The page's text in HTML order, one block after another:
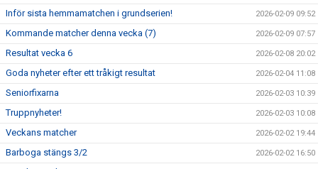
Inför sista hemmamatchen i grundserien! 2026-02-09 09:52
Kommande matcher denna vecka (7) 2026-02-09 07:57
Resultat vecka 6 2026-02-08 20:02
Goda nyheter efter ett tråkigt resultat 2026-02-04 11:08
Seniorfixarna 2026-02-03 10:39
Truppnyheter! 2026-02-03 10:08
Veckans matcher 2026-02-02 19:44
Barboga stängs 3/2 2026-02-02 16:50